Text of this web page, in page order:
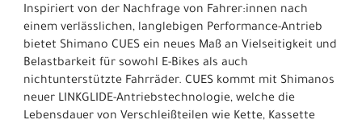
Inspiriert von der Nachfrage von Fahrer:innen nach
einem verlässlichen, langlebigen Performance-Antrieb
bietet Shimano CUES ein neues Maß an Vielseitigkeit und
Belastbarkeit für sowohl E-Bikes als auch
nichtunterstützte Fahrräder. CUES kommt mit Shimanos
neuer LINKGLIDE-Antriebstechnologie, welche die
Lebensdauer von Verschleißteilen wie Kette, Kassette